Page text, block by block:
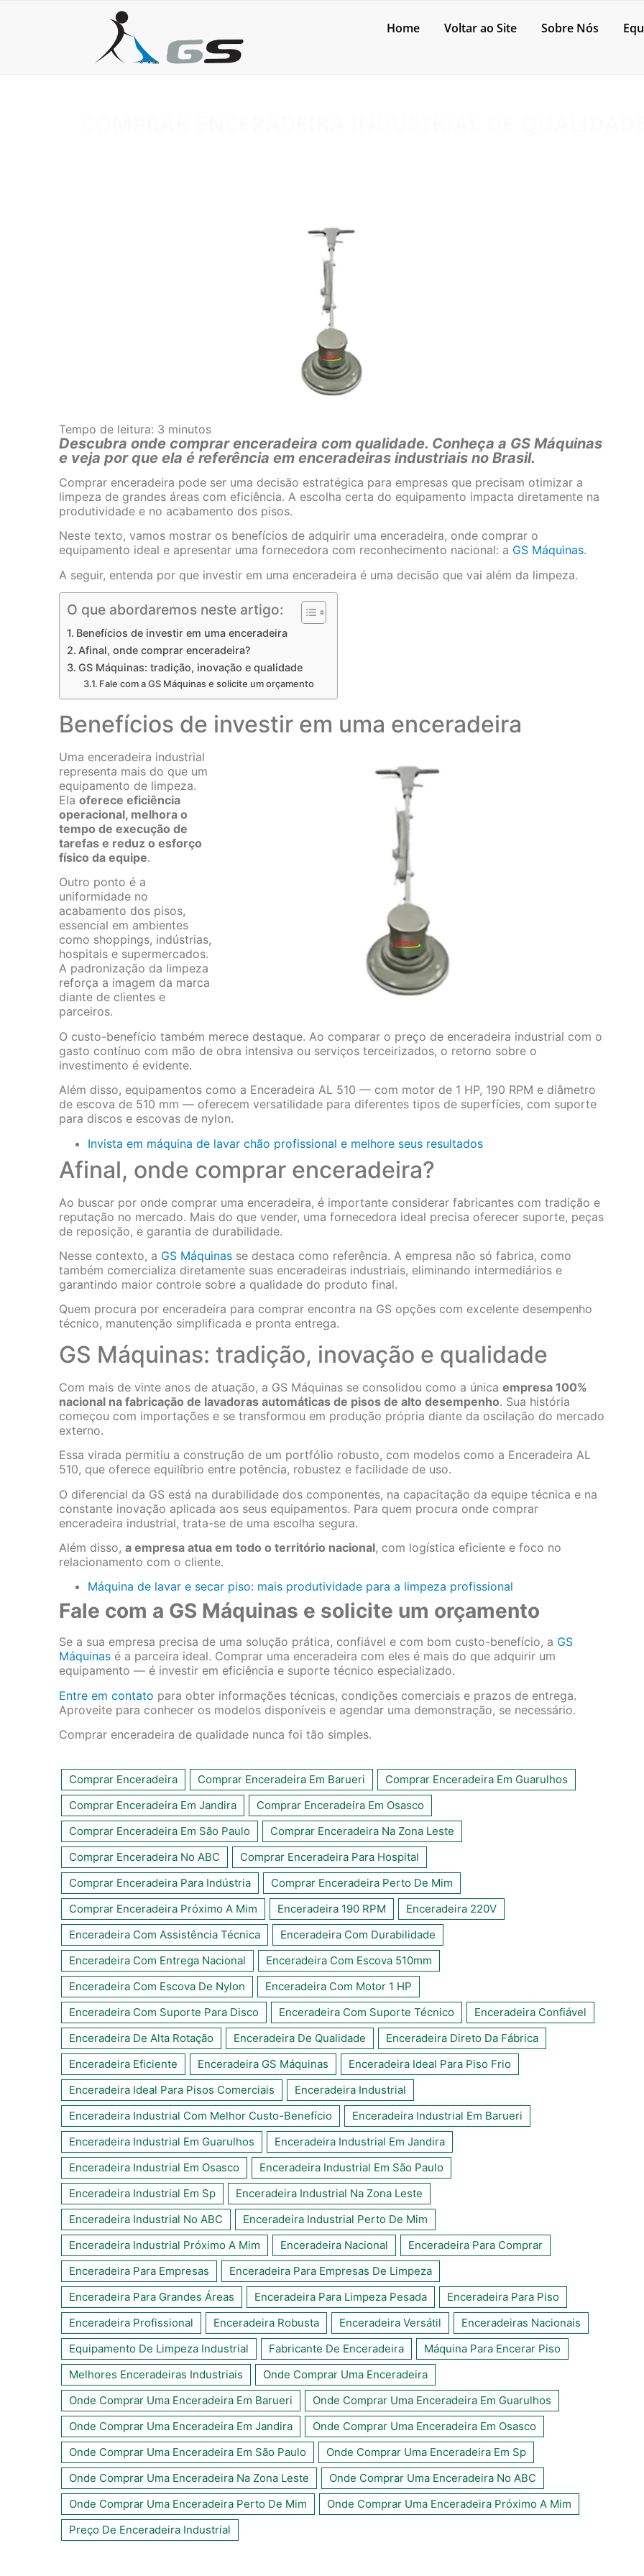
Home Voltar ao Site Sobre Nós
Tempo de leitura: 3 minutos
Descubra onde comprar enceradeira com qualidade. Conheça a GS Máquinas
e veja por que ela é referência em enceradeiras industriais no Brasil.
Comprar enceradeira pode ser uma decisão estratégica para empresas que precisam otimizar a
limpeza de grandes áreas com eficiência. A escolha certa do equipamento impacta diretamente na
produtividade e no acabamento dos pisos.
Neste texto, vamos mostrar os benefícios de adquirir uma enceradeira, onde comprar o
equipamento ideal e apresentar uma fornecedora com reconhecimento nacional: a GS Máquinas.
A seguir, entenda por que investir em uma enceradeira é uma decisão que vai além da limpeza.
O que abordaremos neste artigo:
Benefícios de investir em uma enceradeira
Afinal, onde comprar enceradeira?
GS Máquinas: tradição, inovação e qualidade
Fale com a GS Máquinas e solicite um orçamento
Benefícios de investir em uma enceradeira
Uma enceradeira industrial
representa mais do que um
equipamento de limpeza.
Ela oferece eficiência
operacional, melhora o
tempo de execução de
tarefas e reduz o esforço
físico da equipe.
Outro ponto é a
uniformidade no
acabamento dos pisos,
essencial em ambientes
como shoppings, indústrias,
hospitais e supermercados.
A padronização da limpeza
reforça a imagem da marca
diante de clientes e
parceiros.
O custo-benefício também merece destaque. Ao comparar o preço de enceradeira industrial com o
gasto contínuo com mão de obra intensiva ou serviços terceirizados, o retorno sobre o
investimento é evidente.
Além disso, equipamentos como a Enceradeira AL 510 — com motor de 1 HP, 190 RPM e diâmetro
de escova de 510 mm — oferecem versatilidade para diferentes tipos de superfícies, com suporte
para discos e escovas de nylon.
Invista em máquina de lavar chão profissional e melhore seus resultados
Afinal, onde comprar enceradeira?
Ao buscar por onde comprar uma enceradeira, é importante considerar fabricantes com tradição e
reputação no mercado. Mais do que vender, uma fornecedora ideal precisa oferecer suporte, peças
de reposição, e garantia de durabilidade.
Nesse contexto, a GS Máquinas se destaca como referência. A empresa não só fabrica, como
também comercializa diretamente suas enceradeiras industriais, eliminando intermediários e
garantindo maior controle sobre a qualidade do produto final.
Quem procura por enceradeira para comprar encontra na GS opções com excelente desempenho
técnico, manutenção simplificada e pronta entrega.
GS Máquinas: tradição, inovação e qualidade
Com mais de vinte anos de atuação, a GS Máquinas se consolidou como a única empresa 100%
nacional na fabricação de lavadoras automáticas de pisos de alto desempenho. Sua história
começou com importações e se transformou em produção própria diante da oscilação do mercado
externo.
Essa virada permitiu a construção de um portfólio robusto, com modelos como a Enceradeira AL
510, que oferece equilíbrio entre potência, robustez e facilidade de uso.
O diferencial da GS está na durabilidade dos componentes, na capacitação da equipe técnica e na
constante inovação aplicada aos seus equipamentos. Para quem procura onde comprar
enceradeira industrial, trata-se de uma escolha segura.
Além disso, a empresa atua em todo o território nacional, com logística eficiente e foco no
relacionamento com o cliente.
Máquina de lavar e secar piso: mais produtividade para a limpeza profissional
Fale com a GS Máquinas e solicite um orçamento
Se a sua empresa precisa de uma solução prática, confiável e com bom custo-benefício, a GS
Máquinas é a parceira ideal. Comprar uma enceradeira com eles é mais do que adquirir um
equipamento — é investir em eficiência e suporte técnico especializado.
Entre em contato para obter informações técnicas, condições comerciais e prazos de entrega.
Aproveite para conhecer os modelos disponíveis e agendar uma demonstração, se necessário.
Comprar enceradeira de qualidade nunca foi tão simples.
Comprar Enceradeira Comprar Enceradeira Em Barueri
Comprar Enceradeira Em Guarulhos
Comprar Enceradeira Em Jandira
Comprar Enceradeira Em Osasco
Comprar Enceradeira Em São Paulo
Comprar Enceradeira Na Zona Leste
Comprar Enceradeira No ABC
Comprar Enceradeira Para Hospital
Comprar Enceradeira Para Indústria
Comprar Enceradeira Perto De Mim
Comprar Enceradeira Próximo A Mim
Enceradeira 190 RPM
Enceradeira 220V
Enceradeira Com Assistência Técnica
Enceradeira Com Durabilidade
Enceradeira Com Entrega Nacional
Enceradeira Com Escova 510mm
Enceradeira Com Escova De Nylon
Enceradeira Com Motor 1 HP
Enceradeira Com Suporte Para Disco
Enceradeira Com Suporte Técnico
Enceradeira Confiável
Enceradeira De Alta Rotação
Enceradeira De Qualidade
Enceradeira Direto Da Fábrica
Enceradeira Eficiente
Enceradeira GS Máquinas
Enceradeira Ideal Para Piso Frio
Enceradeira Ideal Para Pisos Comerciais
Enceradeira Industrial
Enceradeira Industrial Com Melhor Custo-Benefício
Enceradeira Industrial Em Barueri
Enceradeira Industrial Em Guarulhos
Enceradeira Industrial Em Jandira
Enceradeira Industrial Em Osasco
Enceradeira Industrial Em São Paulo
Enceradeira Industrial Em Sp
Enceradeira Industrial Na Zona Leste
Enceradeira Industrial No ABC
Enceradeira Industrial Perto De Mim
Enceradeira Industrial Próximo A Mim
Enceradeira Nacional
Enceradeira Para Comprar
Enceradeira Para Empresas
Enceradeira Para Empresas De Limpeza
Enceradeira Para Grandes Áreas
Enceradeira Para Limpeza Pesada
Enceradeira Para Piso
Enceradeira Profissional
Enceradeira Robusta Enceradeira Versátil
Enceradeiras Nacionais
Equipamento De Limpeza Industrial
Fabricante De Enceradeira
Máquina Para Encerar Piso
Melhores Enceradeiras Industriais
Onde Comprar Uma Enceradeira
Onde Comprar Uma Enceradeira Em Barueri
Onde Comprar Uma Enceradeira Em Guarulhos
Onde Comprar Uma Enceradeira Em Jandira
Onde Comprar Uma Enceradeira Em Osasco
Onde Comprar Uma Enceradeira Em São Paulo
Onde Comprar Uma Enceradeira Em Sp
Onde Comprar Uma Enceradeira Na Zona Leste
Onde Comprar Uma Enceradeira No ABC
Onde Comprar Uma Enceradeira Perto De Mim
Onde Comprar Uma Enceradeira Próximo A Mim
Preço De Enceradeira Industrial